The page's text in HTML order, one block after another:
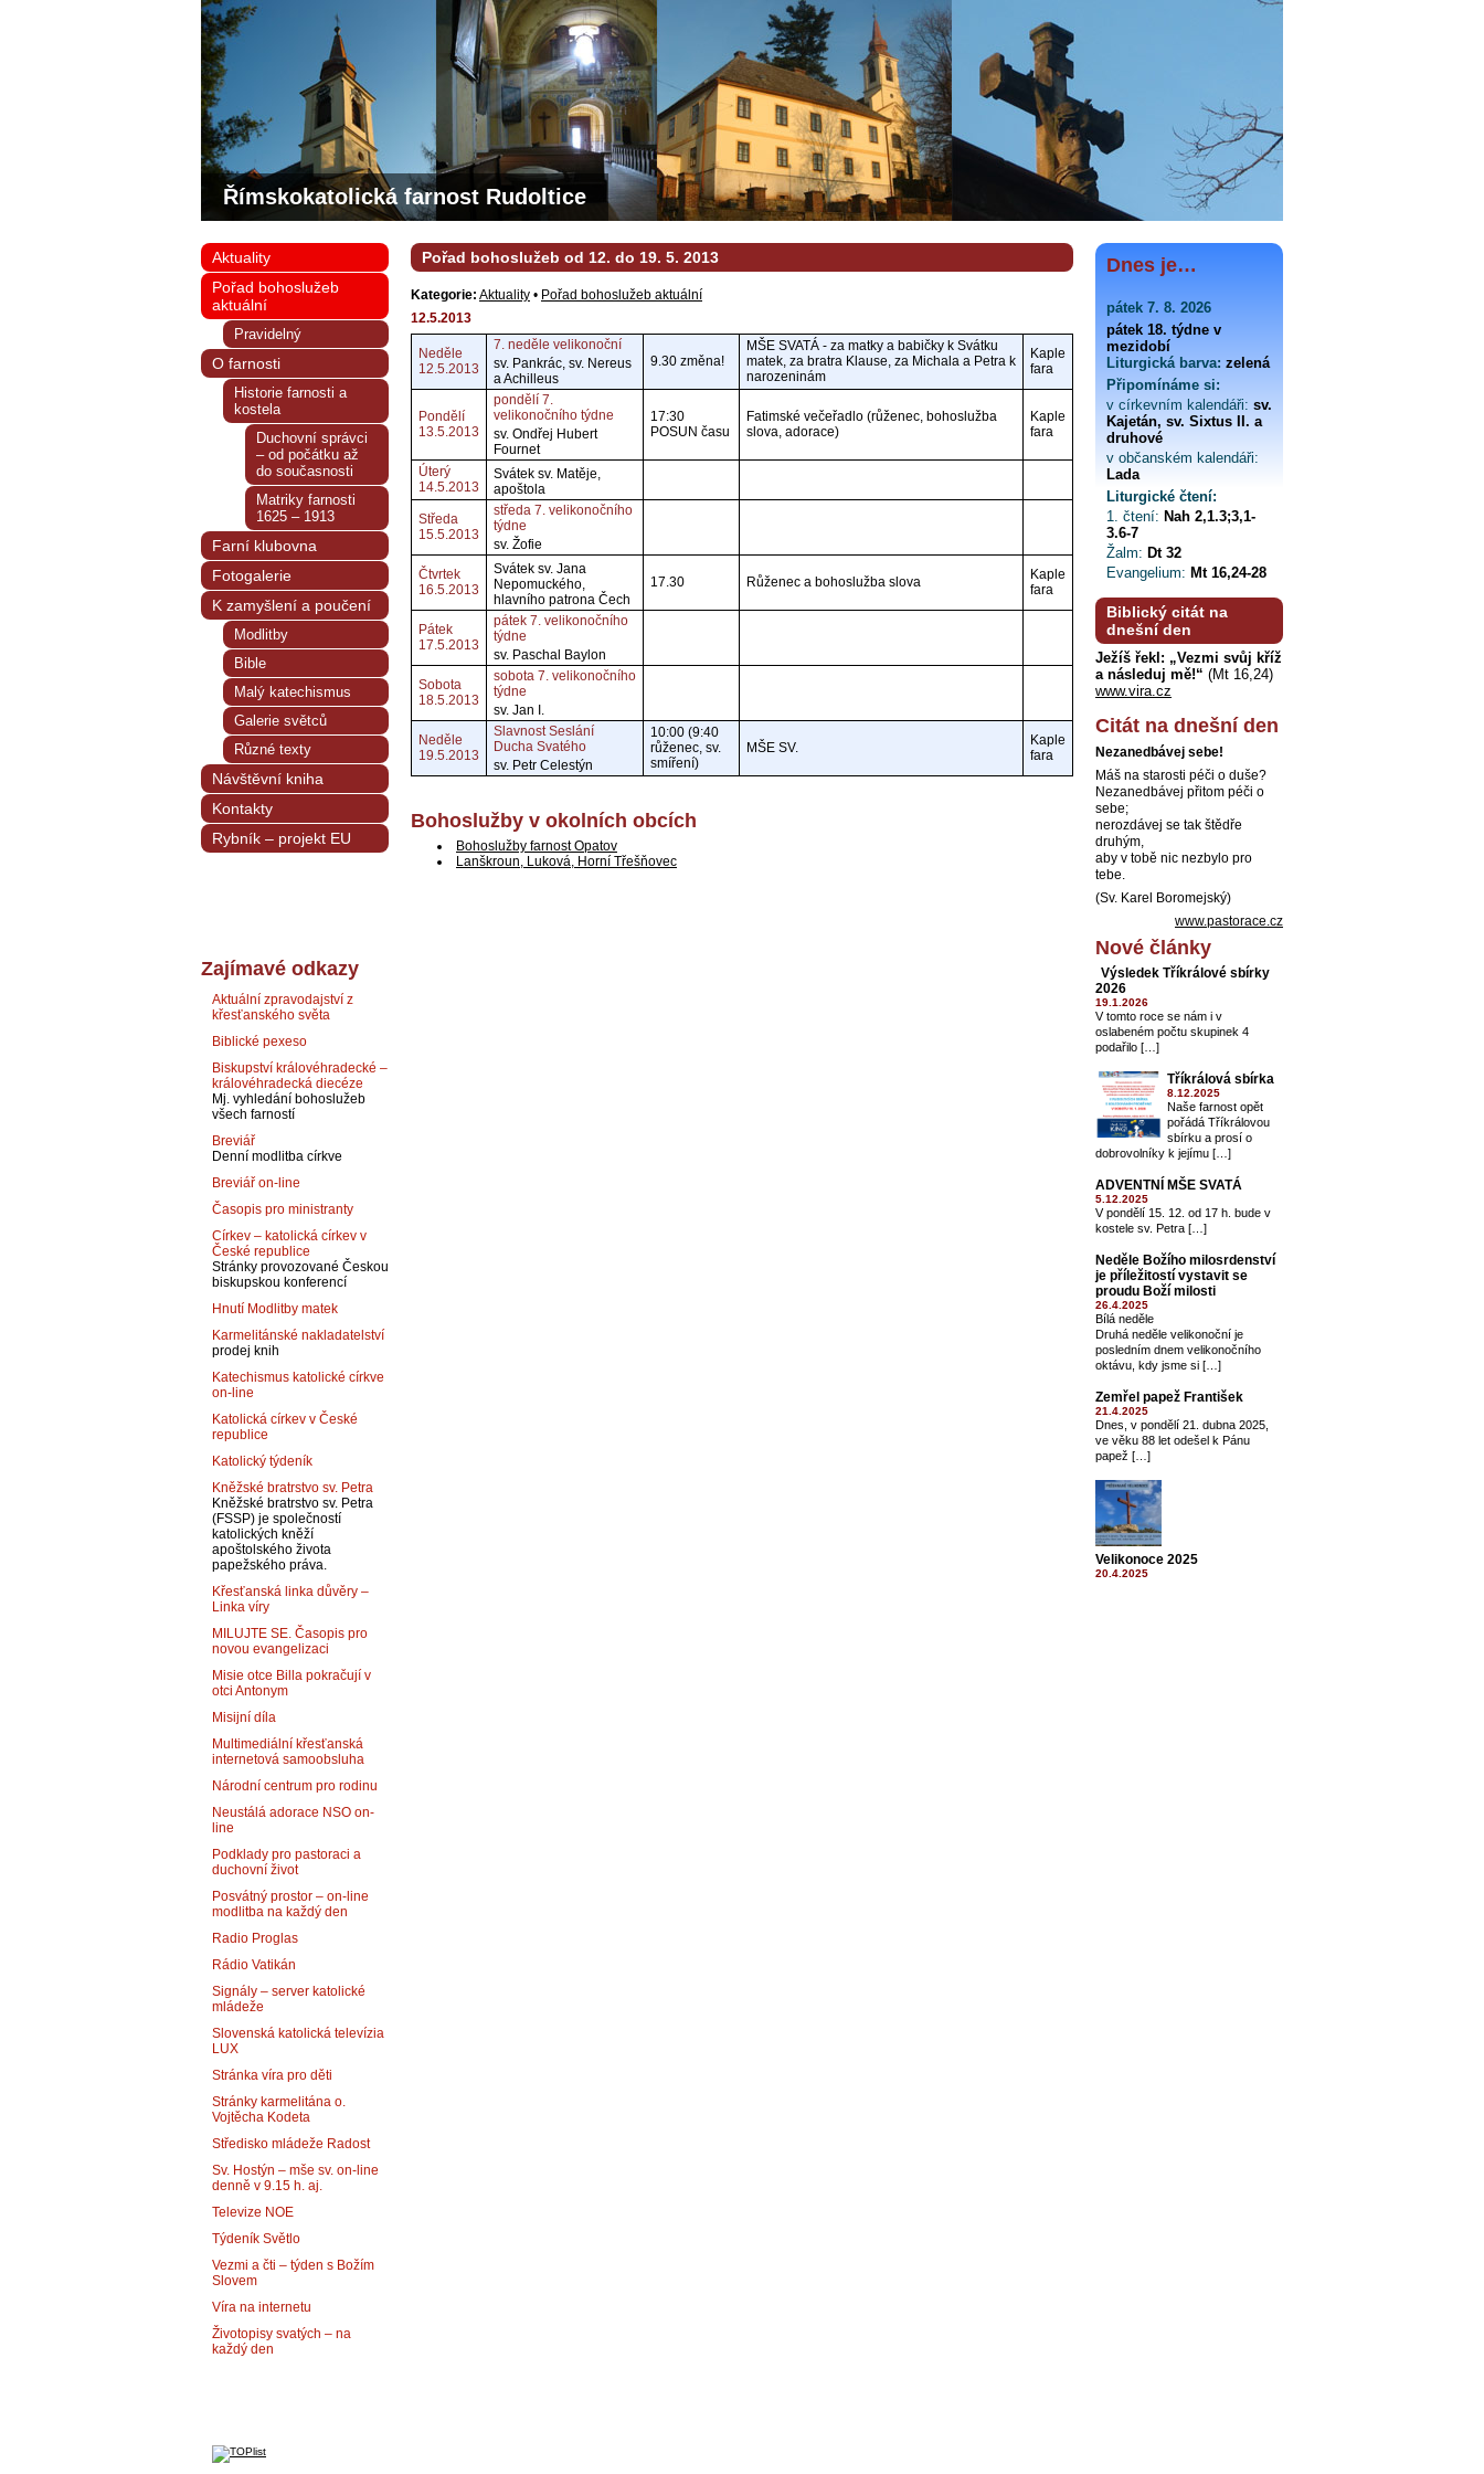
Římskokatolická farnost Rudoltice
Pořad bohoslužeb od 12. do 19. 5. 2013
Kategorie: Aktuality • Pořad bohoslužeb aktuální
12.5.2013
Neděle
12.5.2013
7. neděle velikonoční
sv. Pankrác, sv. Nereus
a Achilleus
9.30 změna!
MŠE SVATÁ - za matky a babičky k Svátku
matek, za bratra Klause, za Michala a Petra k
narozeninám
Kaple
fara
Pondělí
13.5.2013
pondělí 7.
velikonočního týdne
sv. Ondřej Hubert
Fournet
17:30
POSUN času
Fatimské večeřadlo (růženec, bohoslužba
slova, adorace)
Kaple
fara
Úterý
14.5.2013
Svátek sv. Matěje,
apoštola
Středa
15.5.2013
středa 7. velikonočního
týdne
sv. Žofie
Čtvrtek
16.5.2013
Svátek sv. Jana
Nepomuckého,
hlavního patrona Čech
17.30 Růženec a bohoslužba slova
Kaple
fara
Pátek
17.5.2013
pátek 7. velikonočního
týdne
sv. Paschal Baylon
Sobota
18.5.2013
sobota 7. velikonočního
týdne
sv. Jan I.
Neděle
19.5.2013
Slavnost Seslání
Ducha Svatého
sv. Petr Celestýn
10:00 (9:40
růženec, sv.
smíření)
MŠE SV.
Kaple
fara
Bohoslužby v okolních obcích
Bohoslužby farnost Opatov
Lanškroun, Luková, Horní Třešňovec
Aktuality
Pořad bohoslužeb
aktuální
Pravidelný
O farnosti
Historie farnosti a
kostela
Duchovní správci
– od počátku až
do současnosti
Matriky farnosti
1625 – 1913
Farní klubovna
Fotogalerie
K zamyšlení a poučení
Modlitby
Bible
Malý katechismus
Galerie světců
Různé texty
Návštěvní kniha
Kontakty
Rybník – projekt EU
Zajímavé odkazy
Aktuální zpravodajství z
křesťanského světa
Biblické pexeso
Biskupství královéhradecké –
královéhradecká diecéze
Mj. vyhledání bohoslužeb
všech farností
Breviář
Denní modlitba církve
Breviář on-line
Časopis pro ministranty
Církev – katolická církev v
České republice
Stránky provozované Českou
biskupskou konferencí
Hnutí Modlitby matek
Karmelitánské nakladatelství
prodej knih
Katechismus katolické církve
on-line
Katolická církev v České
republice
Katolický týdeník
Kněžské bratrstvo sv. Petra
Kněžské bratrstvo sv. Petra
(FSSP) je společností
katolických kněží
apoštolského života
papežského práva.
Křesťanská linka důvěry –
Linka víry
MILUJTE SE. Časopis pro
novou evangelizaci
Misie otce Billa pokračují v
otci Antonym
Misijní díla
Multimediální křesťanská
internetová samoobsluha
Národní centrum pro rodinu
Neustálá adorace NSO on-
line
Podklady pro pastoraci a
duchovní život
Posvátný prostor – on-line
modlitba na každý den
Radio Proglas
Rádio Vatikán
Signály – server katolické
mládeže
Slovenská katolická televízia
LUX
Stránka víra pro děti
Stránky karmelitána o.
Vojtěcha Kodeta
Středisko mládeže Radost
Sv. Hostýn – mše sv. on-line
denně v 9.15 h. aj.
Televize NOE
Týdeník Světlo
Vezmi a čti – týden s Božím
Slovem
Víra na internetu
Životopisy svatých – na
každý den
Dnes je…
pátek 7. 8. 2026
pátek 18. týdne v
mezidobí
Liturgická barva: zelená
Připomínáme si:
v církevním kalendáři: sv.
Kajetán, sv. Sixtus II. a
druhové
v občanském kalendáři:
Lada
Liturgické čtení:
1. čtení: Nah 2,1.3;3,1-
3.6-7
Žalm: Dt 32
Evangelium: Mt 16,24-28
Biblický citát na
dnešní den
Ježíš řekl: „Vezmi svůj kříž
a následuj mě!“ (Mt 16,24)
www.vira.cz
Citát na dnešní den
Nezanedbávej sebe!
Máš na starosti péči o duše?
Nezanedbávej přitom péči o
sebe;
nerozdávej se tak štědře
druhým,
aby v tobě nic nezbylo pro
tebe.
(Sv. Karel Boromejský)
www.pastorace.cz
Nové články
Výsledek Tříkrálové sbírky
2026
19.1.2026
V tomto roce se nám i v
oslabeném počtu skupinek 4
podařilo […]
Tříkrálová sbírka
8.12.2025
Naše farnost opět
pořádá Tříkrálovou
sbírku a prosí o
dobrovolníky k jejímu […]
ADVENTNÍ MŠE SVATÁ
5.12.2025
V pondělí 15. 12. od 17 h. bude v
kostele sv. Petra […]
Neděle Božího milosrdenství
je příležitostí vystavit se
proudu Boží milosti
26.4.2025
Bílá neděle
Druhá neděle velikonoční je
posledním dnem velikonočního
oktávu, kdy jsme si […]
Zemřel papež František
21.4.2025
Dnes, v pondělí 21. dubna 2025,
ve věku 88 let odešel k Pánu
papež […]
Velikonoce 2025
20.4.2025